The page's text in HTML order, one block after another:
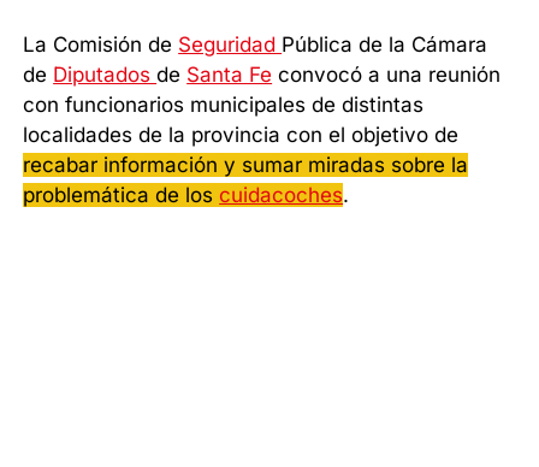
La Comisión de Seguridad Pública de la Cámara
de Diputadosde Santa Fe convocó a una reunión
con funcionarios municipales de distintas
localidades de la provincia con el objetivo de
recabar información y sumar miradas sobre la
problemática de los cuidacoches.